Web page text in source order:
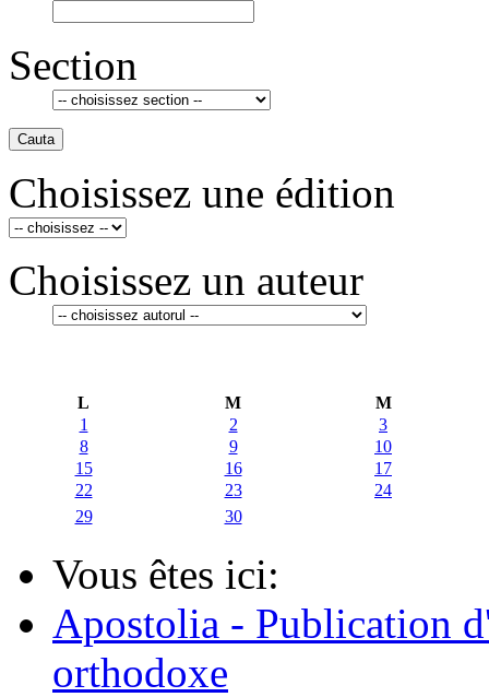
Section
Cauta
Choisissez une édition
Choisissez un auteur
L M
M
1
2
3
8
9
10
15
16
17
22
23
24
29
30
Vous êtes ici:
Apostolia - Publication
orthodoxe